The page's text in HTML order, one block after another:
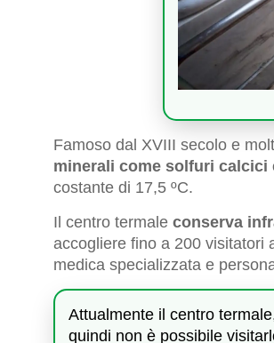
Famoso dal XVIII secolo e
minerali come solfuri
costante di 17,5 ºC.
Il centro termale conserva
accogliere fino a 200 visitatori
medica specializzata e
Attualmente il centro
quindi non è possibile